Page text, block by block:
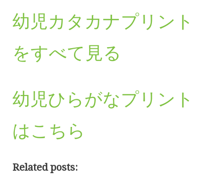
幼児カタカナプリント
をすべて見る
幼児ひらがなプリント
はこちら
Related posts: